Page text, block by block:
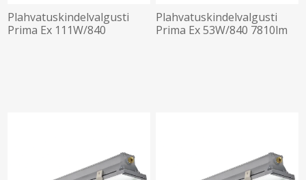
Plahvatuskindelvalgusti
Prima Ex 111W/840
Plahvatuskindelvalgusti
Prima Ex 53W/840 7810lm